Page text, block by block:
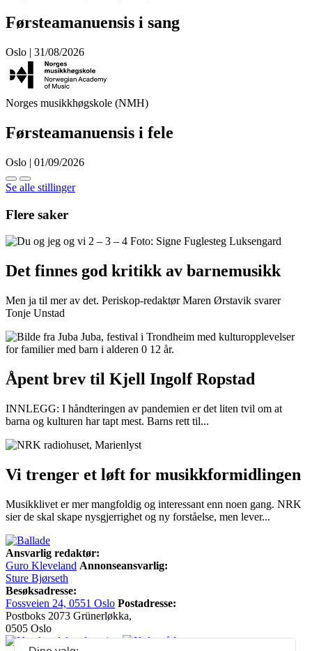
Førsteamanuensis i sang
Oslo | 31/08/2026
Norges musikkhøgskole (NMH)
Førsteamanuensis i fele
Oslo | 01/09/2026
Se alle stillinger
Flere saker
Det finnes god kritikk av barnemusikk
Men ja til mer av det. Periskop-redaktør Maren Ørstavik svarer
Tonje Unstad
Åpent brev til Kjell Ingolf Ropstad
INNLEGG: I håndteringen av pandemien er det liten tvil om at
barna og kulturen har tapt mest. Barns rett til...
Vi trenger et løft for musikkformidlingen
Musikklivet er mer mangfoldig og interessant enn noen gang. NRK
sier de skal skape nysgjerrighet og ny forståelse, men lever...
Ansvarlig redaktør:
Guro Kleveland Annonseansvarlig:
Sture Bjørseth
Besøksadresse:
Fossveien 24, 0551 Oslo Postadresse:
Postboks 2073 Grünerløkka,
0505 Oslo